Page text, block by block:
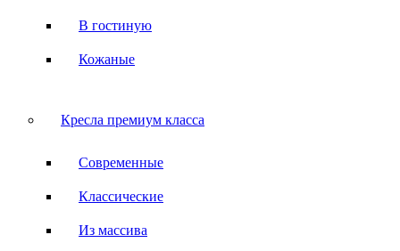
В гостиную
Кожаные
Кресла премиум класса
Современные
Классические
Из массива